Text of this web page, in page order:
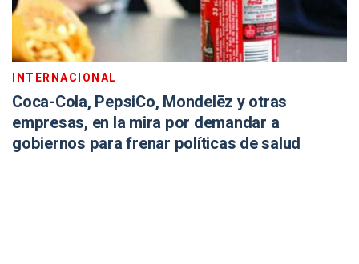
INTERNACIONAL
Coca-Cola, PepsiCo, Mondelēz y otras
empresas, en la mira por demandar a
gobiernos para frenar políticas de salud